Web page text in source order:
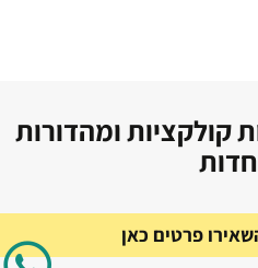
קולקציות ומהדורות
פרטים כאן